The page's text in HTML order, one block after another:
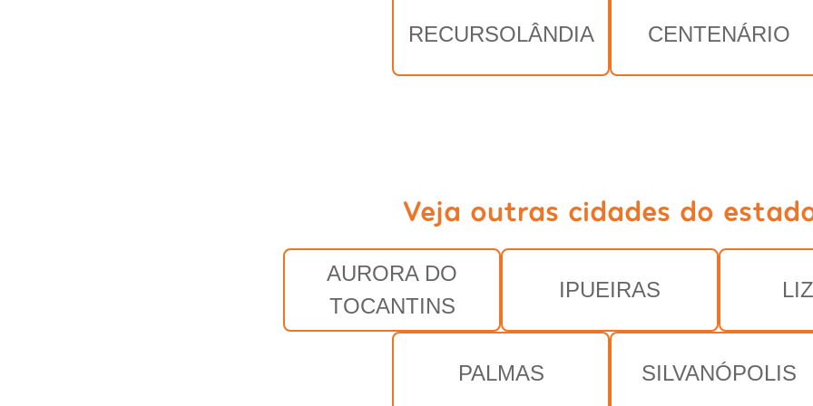
RECURSOLÂNDIA CENTENÁRIO
Veja outras cidades do
AURORA DO
TOCANTINS
IPUEIRAS
PALMAS SILVANÓPOLIS